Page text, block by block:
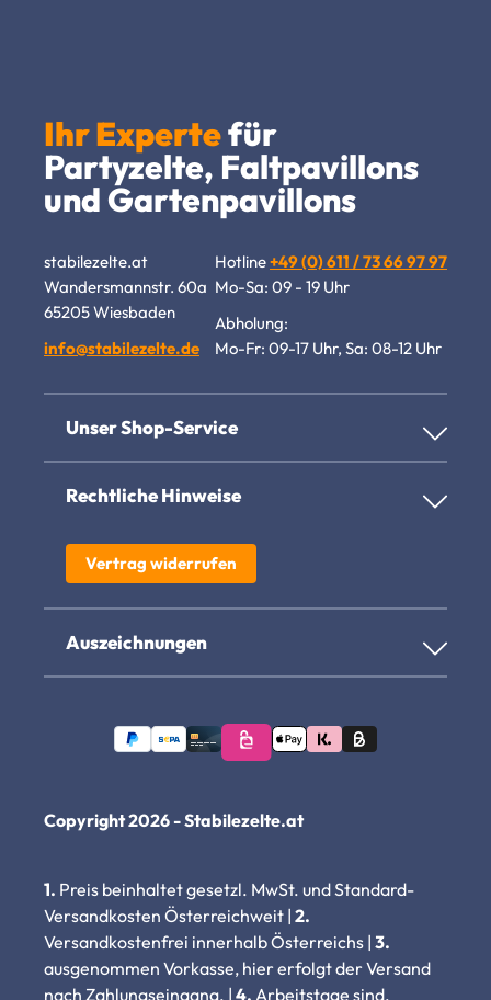
Ihr Expertefür
Partyzelte, Faltpavillons
und Gartenpavillons
stabilezelte.at
Wandersmannstr. 60a
65205 Wiesbaden
info@stabilezelte.de
Hotline+49 (0) 611 / 73 66 97 97
Mo-Sa: 09 - 19 Uhr
Abholung:
Mo-Fr: 09-17 Uhr, Sa: 08-12 Uhr
Unser Shop-Service
Rechtliche Hinweise
Vertrag widerrufen
Auszeichnungen
Copyright 2026 - Stabilezelte.at
1. Preis beinhaltet gesetzl. MwSt. und Standard-
Versandkosten Österreichweit | 2.
Versandkostenfrei innerhalb Österreichs | 3.
ausgenommen Vorkasse, hier erfolgt der Versand
nach Zahlungseingang. | 4. Arbeitstage sind,